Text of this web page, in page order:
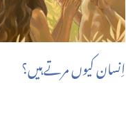
اِنسان کیوں مرتے ہیں؟‏